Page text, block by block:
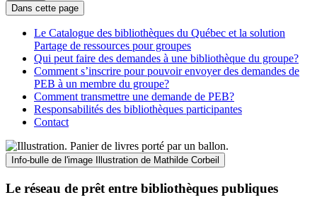
Dans cette page
Le Catalogue des bibliothèques du Québec et la solution
Partage de ressources pour groupes
Qui peut faire des demandes à une bibliothèque du groupe?
Comment s’inscrire pour pouvoir envoyer des demandes de
PEB à un membre du groupe?
Comment transmettre une demande de PEB?
Responsabilités des bibliothèques participantes
Contact
Info-bulle de l'image Illustration de Mathilde Corbeil
Le réseau de prêt entre bibliothèques publiques